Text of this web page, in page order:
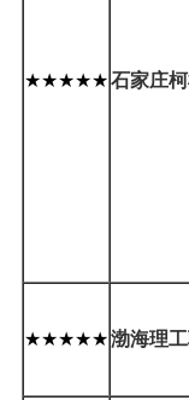
★★★★★石家庄
★★★★★渤海理